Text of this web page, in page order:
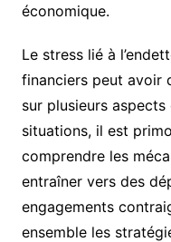
économique.
Le stress lié à
financiers peut avoir
sur plusieurs
situations, il est
comprendre les
entraîner vers des
engagements
ensemble les